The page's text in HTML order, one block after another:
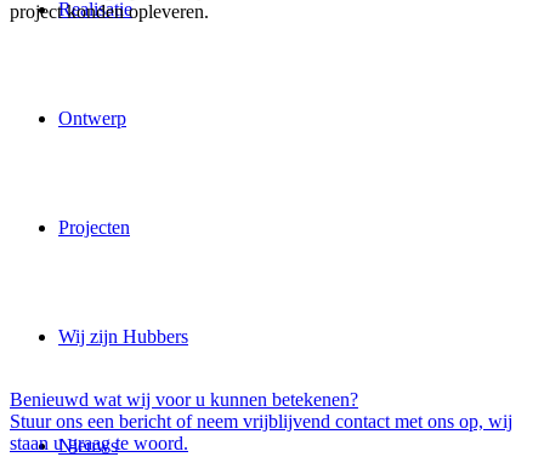
Realisatie
Ontwerp
Projecten
Wij zijn Hubbers
Nieuws
project konden opleveren.
Benieuwd wat wij voor u kunnen betekenen?
Stuur ons een bericht of neem vrijblijvend contact met ons op, wij
staan u graag te woord.